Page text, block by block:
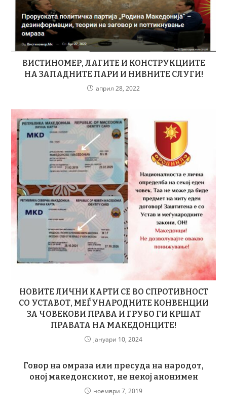
ВИСТИНОМЕР, ЛАГИТЕ И КОНСТРУКЦИИТЕ
НА ЗАПАДНИТЕ ПАРИ И НИВНИТЕ СЛУГИ!
април 28, 2022
НОВИТЕ ЛИЧНИ КАРТИ СЕ ВО СПРОТИВНОСТ
СО УСТАВОТ, МЕЃУНАРОДНИТЕ КОНВЕНЦИИ
ЗА ЧОВЕКОВИ ПРАВА И ГРУБО ГИ КРШАТ
ПРАВАТА НА МАКЕДОНЦИТЕ!
јануари 10, 2024
Говор на омраза или пресуда на народот,
оној македонскиот, не некој анонимен
ноември 7, 2019